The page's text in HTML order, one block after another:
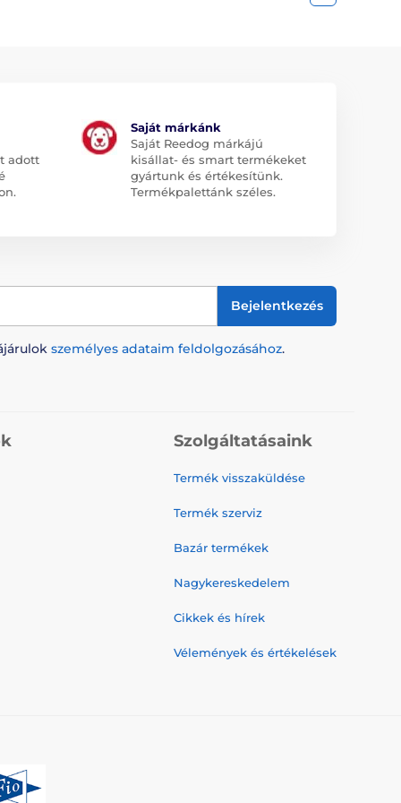
adott
Saját márkánk
Saját Reedog márkájú
kisállat- és smart termékeket
gyártunk és értékesítünk.
Termékpalettánk széles.
Bejelentkezés
személyes adataim feldolgozásához.
Szolgáltatásaink
Termék visszaküldése
Termék szerviz
Bazár termékek
Nagykereskedelem
Cikkek és hírek
Vélemények és értékelések